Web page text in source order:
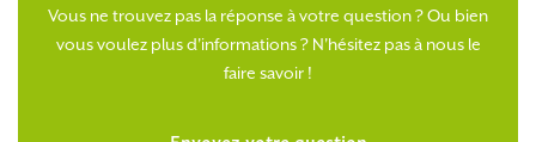
Vous ne trouvez pas la réponse à votre question ? Ou bien
vous voulez plus d'informations ? N'hésitez pas à nous le
faire savoir !